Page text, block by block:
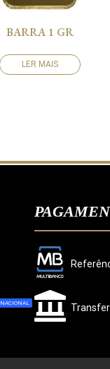
BARRA 1 GR
LER MAIS
NACIONAL